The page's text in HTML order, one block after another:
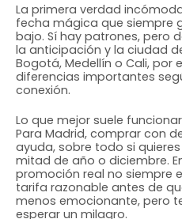
La primera verdad
fecha mágica que siempre
bajo. Sí hay patrones, pero
la anticipación y la ciudad
Bogotá, Medellín o Cali, por
diferencias importantes
conexión.
Lo que mejor suele
Para Madrid, comprar con
ayuda, sobre todo si
mitad de año o diciembre.
promoción real no siempre
tarifa razonable antes de
menos emocionante, pero
esperar un milagro.